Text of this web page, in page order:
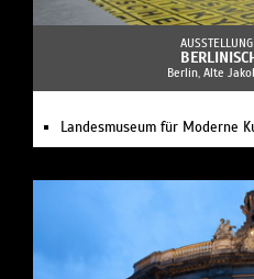
Berlin, Alte
Landesmuseum für Moderne